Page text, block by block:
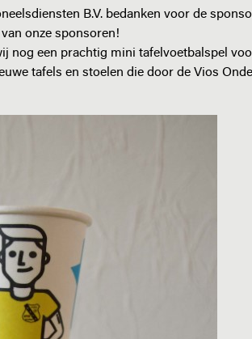
B.V. bedanken voor de
onze sponsoren!
nog een prachtig mini tafelvoetbalspel
tafels en stoelen die door de Vios